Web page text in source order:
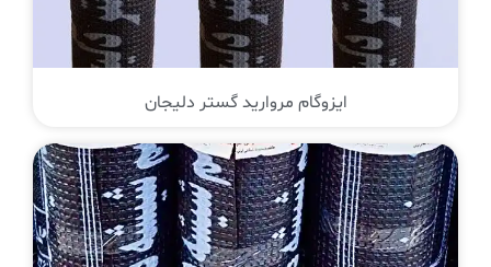
ایزوگام مروارید گستر دلیجان